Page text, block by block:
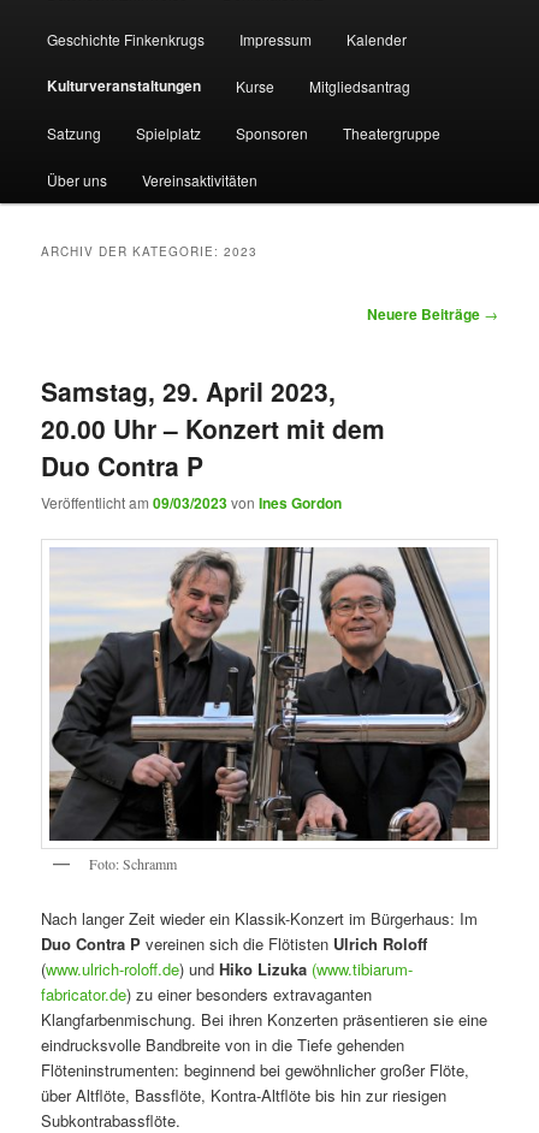
Geschichte Finkenkrugs Impressum Kalender
Kulturveranstaltungen Kurse Mitgliedsantrag
Satzung Spielplatz Sponsoren Theatergruppe
Über uns Vereinsaktivitäten
ARCHIV DER KATEGORIE:2023
Neuere Beiträge →
Samstag, 29. April 2023,
20.00 Uhr – Konzert mit dem
Duo Contra P
Veröffentlicht am09/03/2023vonInes Gordon
Foto: Schramm
Nach langer Zeit wieder ein Klassik-Konzert im Bürgerhaus: Im
Duo Contra P vereinen sich die Flötisten Ulrich Roloff
(www.ulrich-roloff.de) undHiko Lizuka (www.tibiarum-
fabricator.de) zu einer besonders extravaganten
Klangfarbenmischung. Bei ihren Konzerten präsentieren sie eine
eindrucksvolle Bandbreite von in die Tiefe gehenden
Flöteninstrumenten: beginnend bei gewöhnlicher großer Flöte,
über Altflöte, Bassflöte, Kontra-Altflöte bis hin zur riesigen
Subkontrabassflöte.